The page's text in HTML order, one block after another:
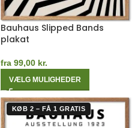
Bauhaus Slipped Bands
plakat
fra 99,00 kr.
VÆLG MULIGHEDER
KØB 2 – FÅ 1 GRATIS